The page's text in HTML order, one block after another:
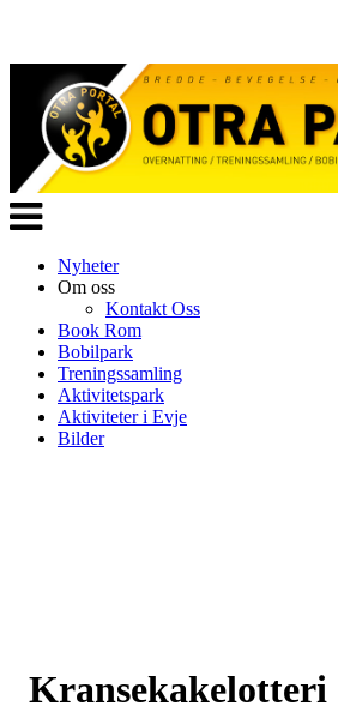
Veksle
navigasjon
Nyheter
Om oss
Kontakt Oss
Book Rom
Bobilpark
Treningssamling
Aktivitetspark
Aktiviteter i Evje
Bilder
Kransekakelotteri